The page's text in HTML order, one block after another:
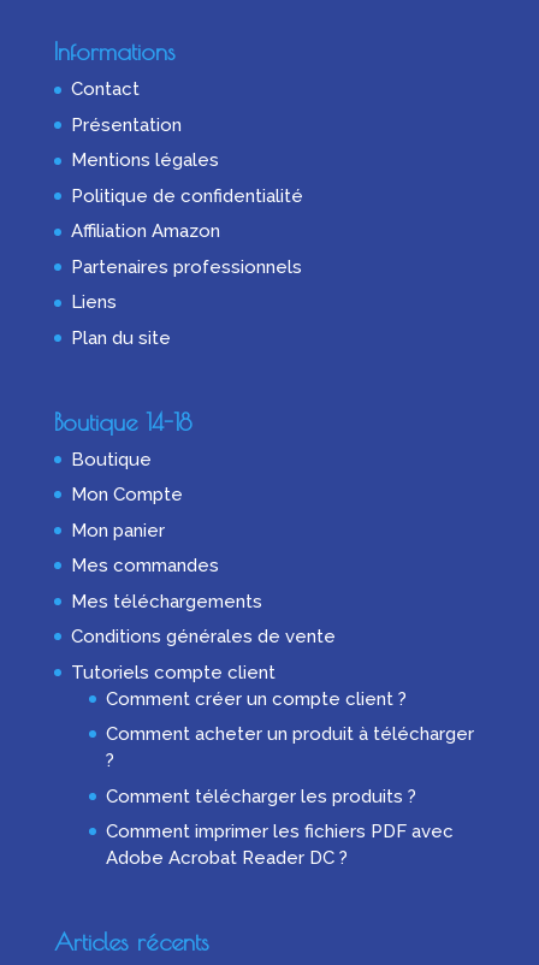
Informations
Contact
Présentation
Mentions légales
Politique de confidentialité
Affiliation Amazon
Partenaires professionnels
Liens
Plan du site
Boutique 14-18
Boutique
Mon Compte
Mon panier
Mes commandes
Mes téléchargements
Conditions générales de vente
Tutoriels compte client
Comment créer un compte client ?
Comment acheter un produit à télécharger
?
Comment télécharger les produits ?
Comment imprimer les fichiers PDF avec
Adobe Acrobat Reader DC ?
Articles récents